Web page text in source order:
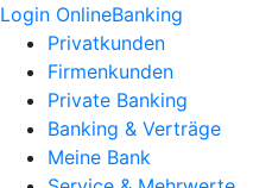
Login OnlineBanking
Privatkunden
Firmenkunden
Private Banking
Banking & Verträge
Meine Bank